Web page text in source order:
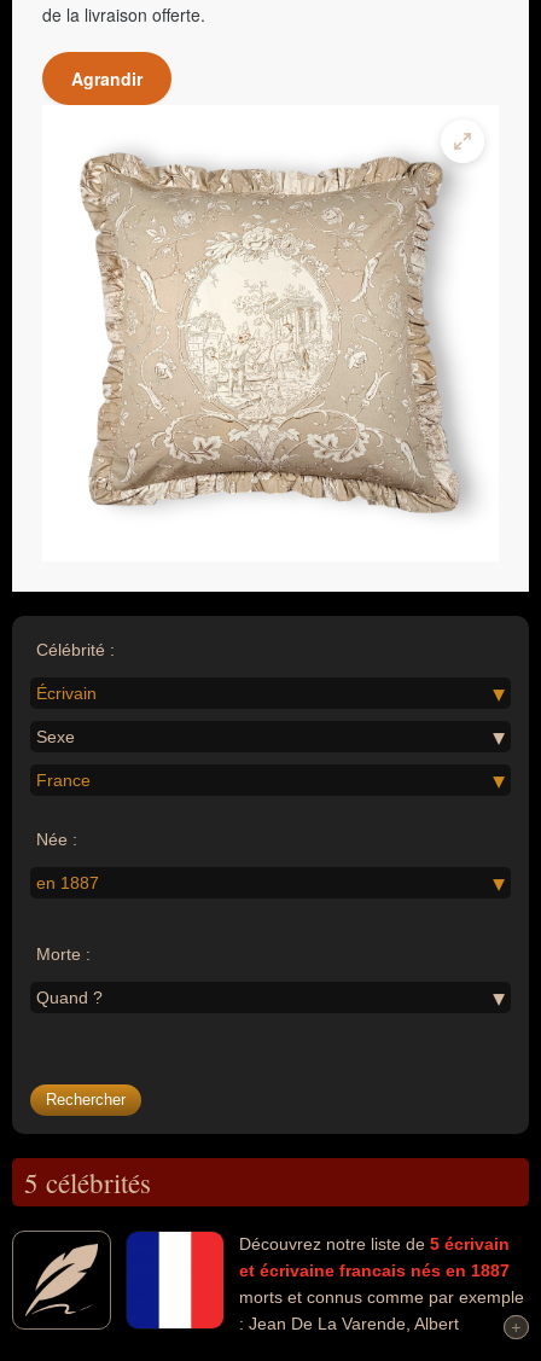
de la livraison offerte.
Agrandir
Célébrité :
Écrivain
Sexe
France
Née :
en 1887
Morte :
Quand ?
5 célébrités
Découvrez notre liste de 5 écrivain
et écrivaine francais nés en 1887
morts et connus comme par exemple
: Jean De La Varende, Albert
+
+